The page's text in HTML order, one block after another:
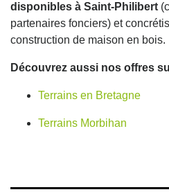
disponibles à Saint-Philibert
partenaires fonciers) et
construction de maison en bois.
Découvrez aussi nos offres
Terrains en Bretagne
Terrains Morbihan